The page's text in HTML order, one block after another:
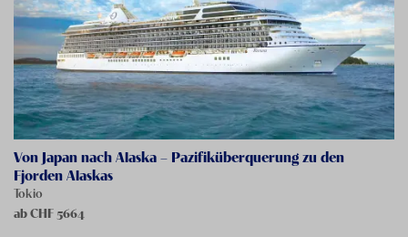
Von Japan nach Alaska – Pazifiküberquerung zu den
Fjorden Alaskas
Tokio
ab CHF 5664